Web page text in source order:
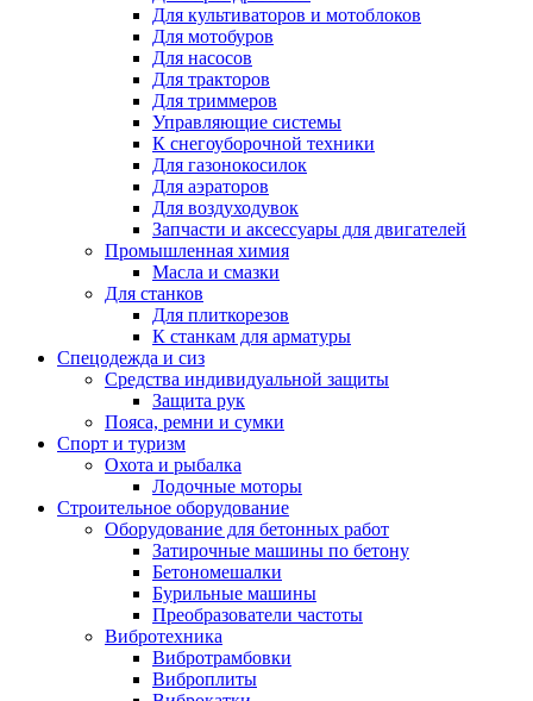
Для культиваторов и мотоблоков
Для мотобуров
Для насосов
Для тракторов
Для триммеров
Управляющие системы
К снегоуборочной техники
Для газонокосилок
Для аэраторов
Для воздуходувок
Запчасти и аксессуары для двигателей
Промышленная химия
Масла и смазки
Для станков
Для плиткорезов
К станкам для арматуры
Спецодежда и сиз
Средства индивидуальной защиты
Защита рук
Пояса, ремни и сумки
Спорт и туризм
Охота и рыбалка
Лодочные моторы
Строительное оборудование
Оборудование для бетонных работ
Затирочные машины по бетону
Бетономешалки
Бурильные машины
Преобразователи частоты
Вибротехника
Вибротрамбовки
Виброплиты